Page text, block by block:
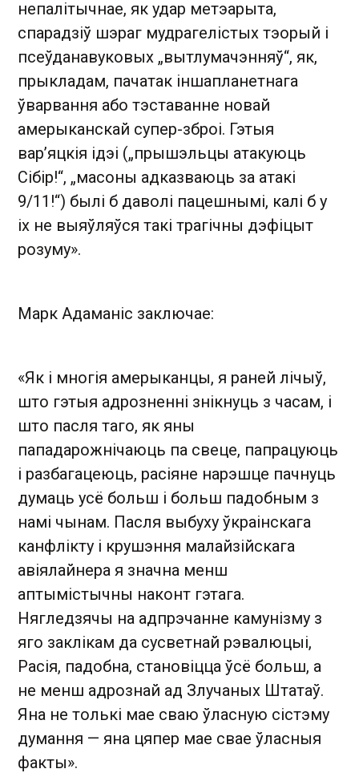
непалітычнае, як удар метэарыта,
спарадзіў шэраг мудрагелістых тэорый і
псеўданавуковых „вытлумачэнняў“, як,
прыкладам, пачатак іншапланетнага
ўварвання або тэставанне новай
амерыканскай супер-зброі. Гэтыя
вар’яцкія ідэі („прышэльцы атакуюць
Сібір!“, „масоны адказваюць за атакі
9/11!“) былі б даволі пацешнымі, калі б у
іх не выяўляўся такі трагічны дэфіцыт
розуму».
Марк Адаманіс заключае:
«Як і многія амерыканцы, я раней лічыў,
што гэтыя адрозненні знікнуць з часам, і
што пасля таго, як яны
пападарожнічаюць па свеце, папрацуюць
і разбагацеюць, расіяне нарэшце пачнуць
думаць усё больш і больш падобным з
намі чынам. Пасля выбуху ўкраінскага
канфлікту і крушэння малайзійскага
авіялайнера я значна менш
аптымістычны наконт гэтага.
Нягледзячы на адпрэчанне камунізму з
яго заклікам да сусветнай рэвалюцыі,
Расія, падобна, становіцца ўсё больш, а
не менш адрознай ад Злучаных Штатаў.
Яна не толькі мае сваю ўласную сістэму
думання — яна цяпер мае свае ўласныя
факты».